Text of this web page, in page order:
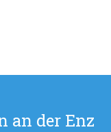
an der Enz